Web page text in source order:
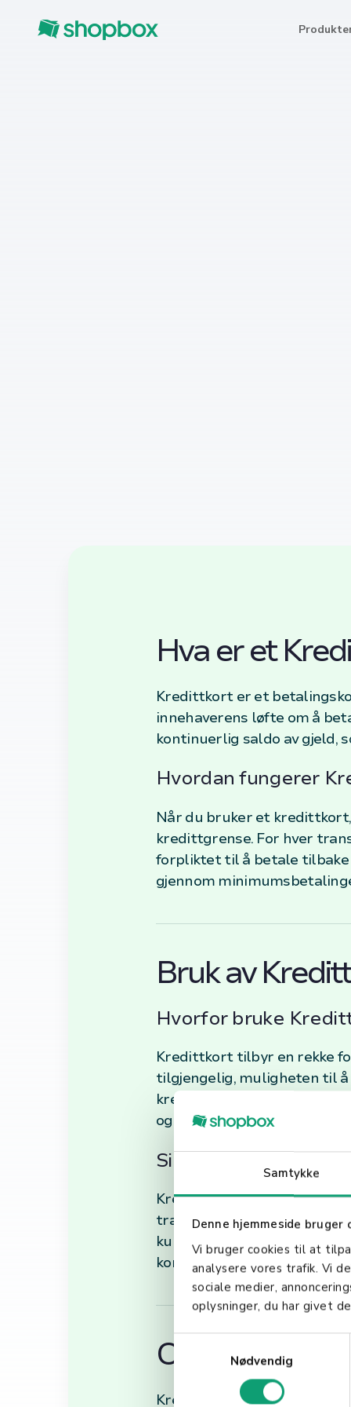
Samtykke
Denne hjemmeside bruger
Vi bruger cookies til at
analysere vores trafik. Vi
sociale medier,
oplysninger, du har givet
S
a
t
Nødvendig
Hva er et
Kredittkort er et
innehaverens løfte om å
kontinuerlig saldo av gjeld,
Hvordan fungerer
Når du bruker et
kredittgrense. For hver
forpliktet til å betale tilbake
gjennom
Bruk av
Hvorfor bruke
Kredittkort tilbyr en rekke
tilgjengelig, muligheten til å
kreditt historie. I tillegg
og utvidet garantier på
Sikkerhetsaspekter
Kredittkort kommer med
transaksjoner. Dette
kundeverifisering som PIN-
kontoaktivitet og
Oppsummering
Kredittkort er et kraftig